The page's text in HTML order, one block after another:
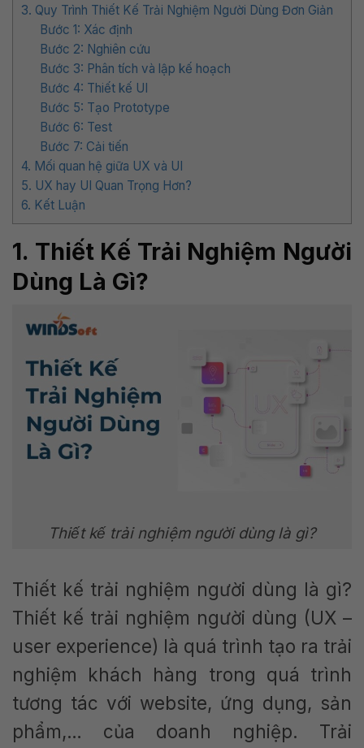
3. Quy Trình Thiết Kế Trải Nghiệm Người Dùng Đơn Giản
Bước 1: Xác định
Bước 2: Nghiên cứu
Bước 3: Phân tích và lập kế hoạch
Bước 4: Thiết kế UI
Bước 5: Tạo Prototype
Bước 6: Test
Bước 7: Cải tiến
4. Mối quan hệ giữa UX và UI
5. UX hay UI Quan Trọng Hơn?
6. Kết Luận
1. Thiết Kế Trải Nghiệm Người
Dùng Là Gì?
Thiết kế trải nghiệm người dùng là gì?
Thiết kế trải nghiệm người dùng là gì?
Thiết kế trải nghiệm người dùng (UX –
user experience) là quá trình tạo ra trải
nghiệm khách hàng trong quá trình
tương tác với website, ứng dụng, sản
phẩm,… của doanh nghiệp. Trải